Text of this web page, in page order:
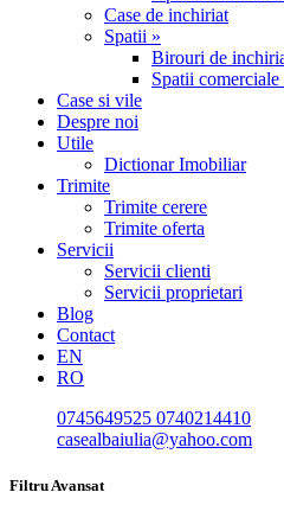
Case de inchiriat
Spatii »
Birouri de
Spatii
Case si vile
Despre noi
Utile
Dictionar Imobiliar
Trimite
Trimite cerere
Trimite oferta
Servicii
Servicii clienti
Servicii proprietari
Blog
Contact
EN
RO
0745649525 0740214410
casealbaiulia@yahoo.com
Filtru Avansat